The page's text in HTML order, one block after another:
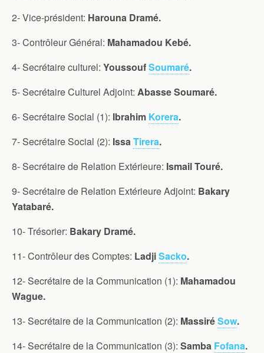
2- Vice-président: Harouna Dramé.
3- Contrôleur Général: Mahamadou Kebé.
4- Secrétaire culturel: YoussoufSoumaré.
5- Secrétaire Culturel Adjoint: Abasse Soumaré.
6- Secrétaire Social (1): Ibrahim Korera.
7- Secrétaire Social (2): IssaTirera.
8- Secrétaire de Relation Extérieure: Ismail Touré.
9- Secrétaire de Relation Extérieure Adjoint: Bakary
Yatabaré.
10- Trésorier: Bakary Dramé.
11- Contrôleur des Comptes: LadjiSacko.
12- Secrétaire de la Communication (1): Mahamadou
Wague.
13- Secrétaire de la Communication (2): MassiréSow.
14- Secrétaire de la Communication (3): Samba Fofana.